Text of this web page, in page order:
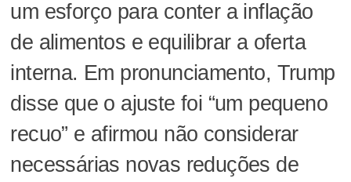
um esforço para conter a inflação
de alimentos e equilibrar a oferta
interna. Em pronunciamento, Trump
disse que o ajuste foi “um pequeno
recuo” e afirmou não considerar
necessárias novas reduções de